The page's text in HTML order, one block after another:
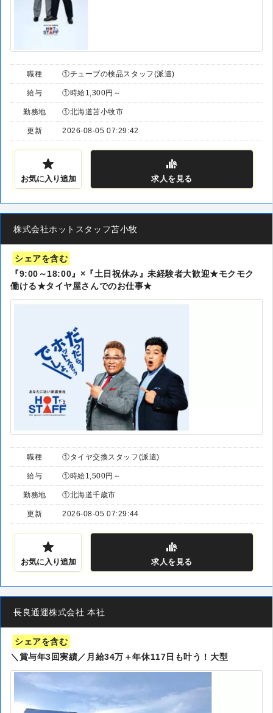
職種 ①チューブの検品スタッフ(派遣)
給与 ①時給1,300円～
勤務地 ①北海道苫小牧市
更新 2026-08-05 07:29:42
お気に入り追加 求人 を見る
株式会社ホットスタッフ苫小牧
シェアを含む
『9:00～18:00』×『土日祝休み』未経験者大歓迎★モクモク
働ける★タイヤ屋さんでのお仕事★
職種 ①タイヤ交換スタッフ(派遣)
給与 ①時給1,500円～
勤務地 ①北海道千歳市
更新 2026-08-05 07:29:44
お気に入り追加 求人を見る
長良通運株式会社 本社
シェアを含む
＼賞与年3回実績／月給34万＋年休117日も叶う！大型